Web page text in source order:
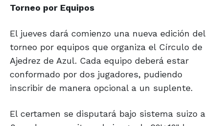
Torneo por Equipos
El jueves dará comienzo una nueva edición del
torneo por equipos que organiza el Círculo de
Ajedrez de Azul. Cada equipo deberá estar
conformado por dos jugadores, pudiendo
inscribir de manera opcional a un suplente.
El certamen se disputará bajo sistema suizo a